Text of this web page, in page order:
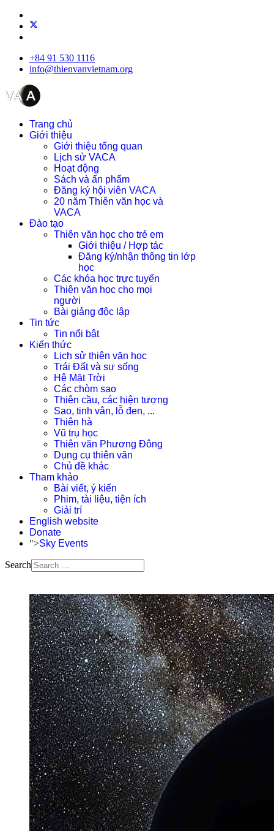
+84 91 530 1116
info@thienvanvietnam.org
Trang chủ
Giới thiệu
Giới thiệu tổng quan
Lịch sử VACA
Hoạt động
Sách và ấn phẩm
Đăng ký hội viên VACA
20 năm Thiên văn học và
VACA
Đào tạo
Thiên văn học cho trẻ em
Giới thiệu / Hợp tác
Đăng ký/nhận thông tin lớp
học
Các khóa học trực tuyến
Thiên văn học cho mọi
người
Bài giảng độc lập
Tin tức
Tin nổi bật
Kiến thức
Lịch sử thiên văn học
Trái Đất và sự sống
Hệ Mặt Trời
Các chòm sao
Thiên cầu, các hiện tượng
Sao, tinh vân, lỗ đen, ...
Thiên hà
Vũ trụ học
Thiên văn Phương Đông
Dụng cụ thiên văn
Chủ đề khác
Tham khảo
Bài viết, ý kiến
Phim, tài liệu, tiện ích
Giải trí
English website
Donate
">Sky Events
Search